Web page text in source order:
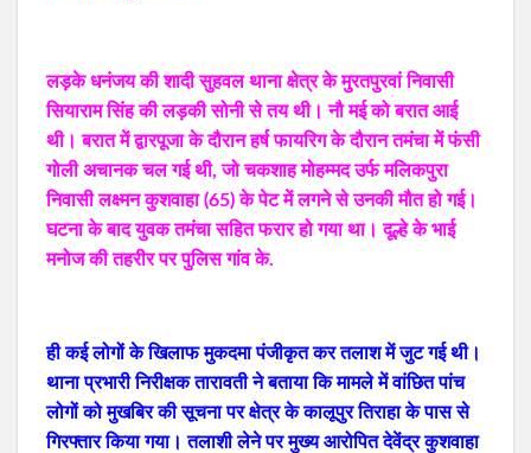
लड़के धनंजय की शादी सुहवल थाना क्षेत्र के मुरतपुरवां निवासी
सियाराम सिंह की लड़की सोनी से तय थी। नौ मई को बरात आई
थी। बरात में द्वारपूजा के दौरान हर्ष फायरिग के दौरान तमंचा में फंसी
गोली अचानक चल गई थी, जो चकशाह मोहम्मद उर्फ मलिकपुरा
निवासी लक्ष्मन कुशवाहा (65) के पेट में लगने से उनकी मौत हो गई।
घटना के बाद युवक तमंचा सहित फरार हो गया था। दूल्हे के भाई
मनोज की तहरीर पर पुलिस गांव के.
ही कई लोगों के खिलाफ मुकदमा पंजीकृत कर तलाश में जुट गई थी।
थाना प्रभारी निरीक्षक तारावती ने बताया कि मामले में वांछित पांच
लोगों को मुखबिर की सूचना पर क्षेत्र के कालूपुर तिराहा के पास से
गिरफ्तार किया गया। तलाशी लेने पर मुख्य आरोपित देवेंद्र कुशवाहा